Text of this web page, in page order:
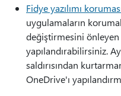
Fidye yazılımı
uygulamaların
değiştirmesini önleyen
yapılandırabilirsiniz.
saldırısından
OneDrive'ı